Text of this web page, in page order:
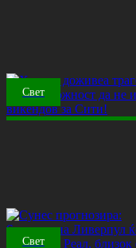
Свет
Свет